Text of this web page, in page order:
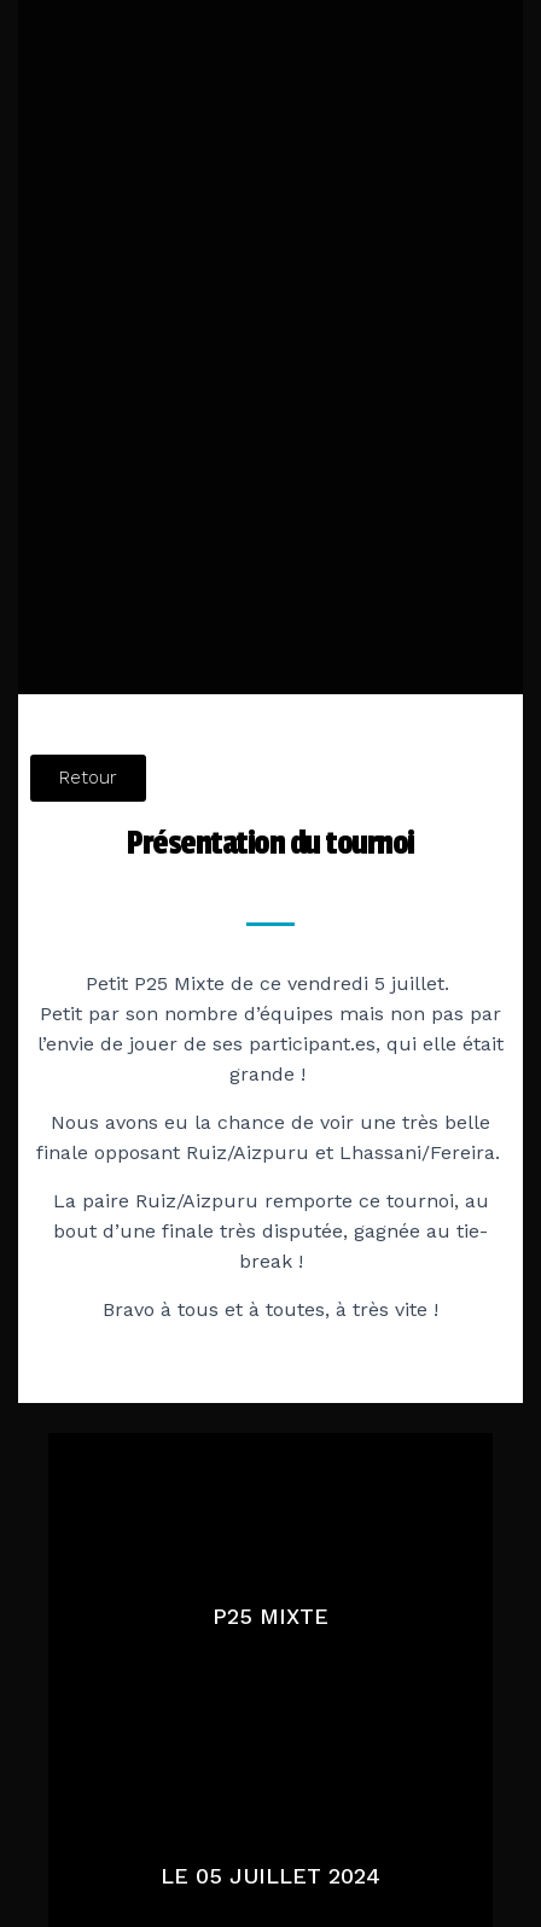
Retour
Présentation du tournoi
Petit P25 Mixte de ce vendredi 5 juillet.
Petit par son nombre d’équipes mais non pas par
l’envie de jouer de ses participant.es, qui elle était
grande !
Nous avons eu la chance de voir une très belle
finale opposant Ruiz/Aizpuru et Lhassani/Fereira.
La paire Ruiz/Aizpuru remporte ce tournoi, au
bout d’une finale très disputée, gagnée au tie-
break !
Bravo à tous et à toutes, à très vite !
P25 MIXTE
LE 05 JUILLET 2024